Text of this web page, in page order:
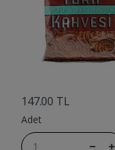
147.00 TL
Adet